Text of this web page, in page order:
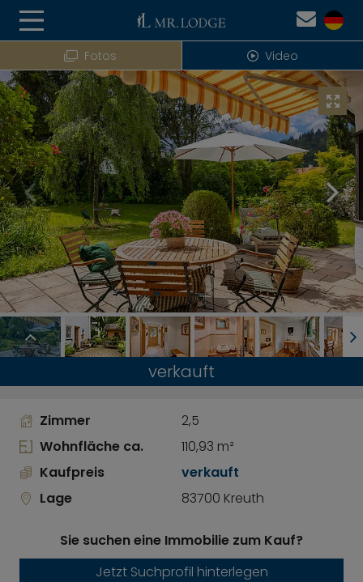
Fotos Video
verkauft
Zimmer
2,5
Wohnfläche ca.
110,93 m²
Kaufpreis
verkauft
Lage
83700 Kreuth
Sie suchen eine Immobilie zum Kauf?
Jetzt Suchprofil hinterlegen